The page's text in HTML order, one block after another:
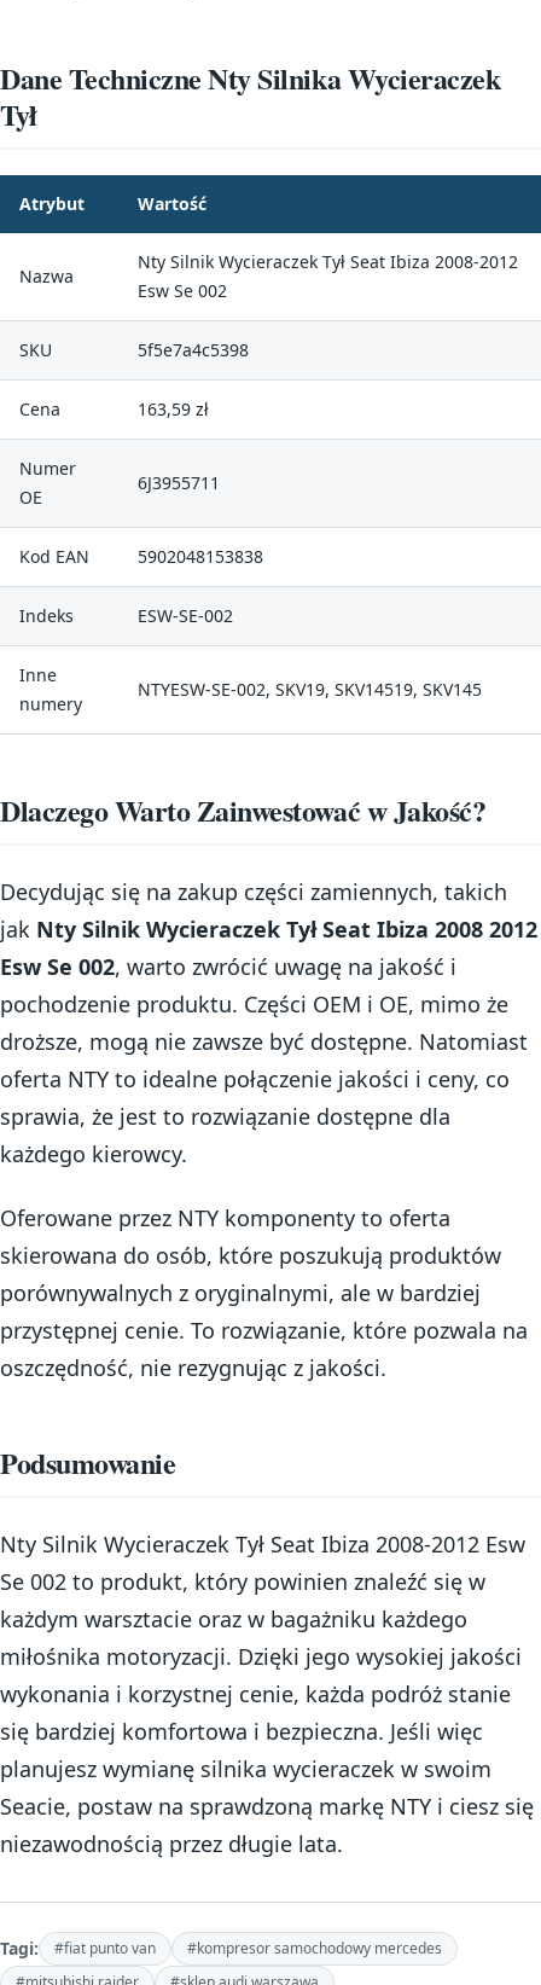
Dane Techniczne Nty Silnika Wycieraczek
Tył
Atrybut Wartość
Nazwa
Nty Silnik Wycieraczek Tył Seat Ibiza 2008-2012
Esw Se 002
SKU 5f5e7a4c5398
Cena 163,59 zł
Numer
OE
6J3955711
Kod EAN 5902048153838
Indeks ESW-SE-002
Inne
numery
NTYESW-SE-002, SKV19, SKV14519, SKV145
Dlaczego Warto Zainwestować w Jakość?
Decydując się na zakup części zamiennych, takich
jak Nty Silnik Wycieraczek Tył Seat Ibiza 2008 2012
Esw Se 002, warto zwrócić uwagę na jakość i
pochodzenie produktu. Części OEM i OE, mimo że
droższe, mogą nie zawsze być dostępne. Natomiast
oferta NTY to idealne połączenie jakości i ceny, co
sprawia, że jest to rozwiązanie dostępne dla
każdego kierowcy.
Oferowane przez NTY komponenty to oferta
skierowana do osób, które poszukują produktów
porównywalnych z oryginalnymi, ale w bardziej
przystępnej cenie. To rozwiązanie, które pozwala na
oszczędność, nie rezygnując z jakości.
Podsumowanie
Nty Silnik Wycieraczek Tył Seat Ibiza 2008-2012 Esw
Se 002 to produkt, który powinien znaleźć się w
każdym warsztacie oraz w bagażniku każdego
miłośnika motoryzacji. Dzięki jego wysokiej jakości
wykonania i korzystnej cenie, każda podróż stanie
się bardziej komfortowa i bezpieczna. Jeśli więc
planujesz wymianę silnika wycieraczek w swoim
Seacie, postaw na sprawdzoną markę NTY i ciesz się
niezawodnością przez długie lata.
Tagi: #fiat punto van
#kompresor samochodowy mercedes